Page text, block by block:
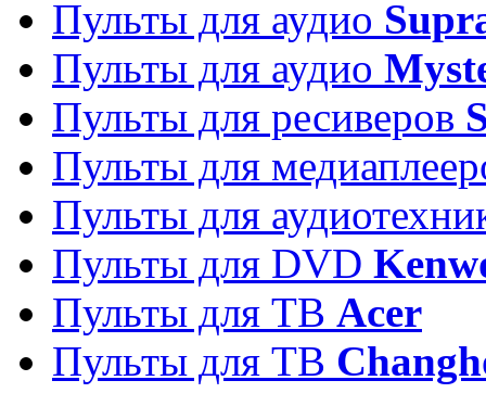
Пульты для аудио
Пульты для аудио
Пульты для ресиверов
Пульты для
Пульты для
Пульты для DVD
Пульты для ТВ Acer
Пульты для ТВ